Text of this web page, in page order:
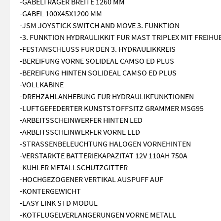
-GABEL 100X45X1200 MM
-JSM JOYSTICK SWITCH AND MOVE 3. FUNKTION
-3. FUNKTION HYDRAULIKKIT FUR MAST TRIPLEX MIT
-FESTANSCHLUSS FUR DEN 3. HYDRAULIKKREIS
-BEREIFUNG VORNE SOLIDEAL CAMSO ED PLUS
-BEREIFUNG HINTEN SOLIDEAL CAMSO ED PLUS
-VOLLKABINE
-DREHZAHLANHEBUNG FUR HYDRAULIKFUNKTIONEN
-LUFTGEFEDERTER KUNSTSTOFFSITZ GRAMMER MSG95
-ARBEITSSCHEINWERFER HINTEN LED
-ARBEITSSCHEINWERFER VORNE LED
-STRASSENBELEUCHTUNG HALOGEN VORNEHINTEN
-VERSTARKTE BATTERIEKAPAZITAT 12V 110AH 750A
-KUHLER METALLSCHUTZGITTER
-HOCHGEZOGENER VERTIKAL AUSPUFF AUF
-KONTERGEWICHT
-EASY LINK STD MODUL
-KOTFLUGELVERLANGERUNGEN VORNE METALL